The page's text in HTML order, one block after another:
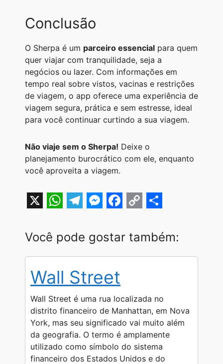
Conclusão
O Sherpa é um parceiro essencial para quem
quer viajar com tranquilidade, seja a
negócios ou lazer. Com informações em
tempo real sobre vistos, vacinas e restrições
de viagem, o app oferece uma experiência de
viagem segura, prática e sem estresse, ideal
para você continuar curtindo a sua viagem.
Não viaje sem o Sherpa! Deixe o
planejamento burocrático com ele, enquanto
você aproveita a viagem.
h
a
s
A
p
p
e
l
g
r
a
m
e
s
e
n
g
e
r
a
c
b
o
o
k
o
p
i
n
k
h
a
Você pode gostar também:
Wall Street
Wall Street é uma rua localizada no
distrito financeiro de Manhattan, em Nova
York, mas seu significado vai muito além
da geografia. O termo é amplamente
utilizado como símbolo do sistema
financeiro dos Estados Unidos e do